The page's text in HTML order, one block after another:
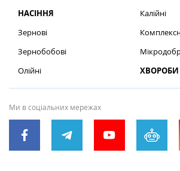
НАСІННЯ
Зернові
Зернобобові
Олійні
Калійні
ХВОРОБИ
Ми в соціальних мережах